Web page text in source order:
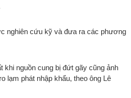
nghiên cứu kỹ và đưa ra các phương
khi nguồn cung bị đứt gãy cũng ảnh
lạm phát nhập khẩu, theo ông Lê